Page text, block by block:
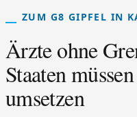
ZUM G8 GIPFEL IN
Ärzte ohne
Staaten
umsetzen